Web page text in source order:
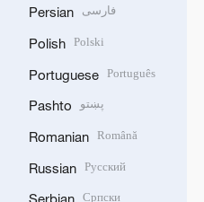
Persian فارسی
Polish Polski
Portuguese Português
Pashto پښتو
Romanian Română
Russian Русский
Serbian Српски